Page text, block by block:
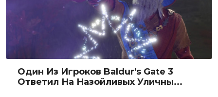
Один Из Игроков Baldur's Gate 3
Ответил На Назойливых Уличны...